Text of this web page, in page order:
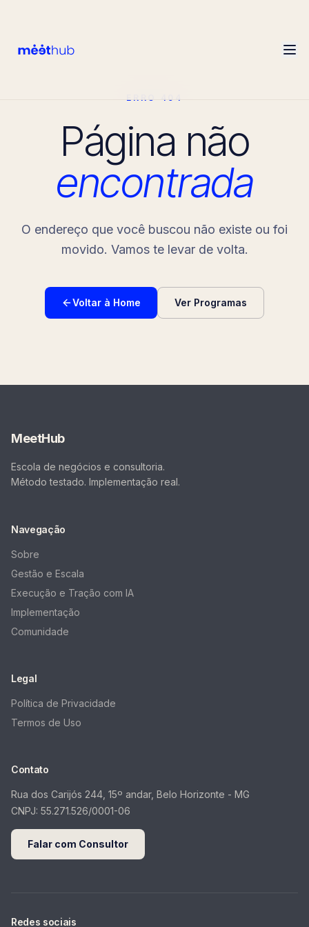
ERRO 404
Página não
encontrada
O endereço que você buscou não existe ou foi
movido. Vamos te levar de volta.
Voltar à Home Ver Programas
MeetHub
Escola de negócios e consultoria.
Método testado. Implementação real.
Navegação
Sobre
Gestão e Escala
Execução e Tração com IA
Implementação
Comunidade
Legal
Política de Privacidade
Termos de Uso
Contato
Rua dos Carijós 244, 15º andar, Belo Horizonte - MG
CNPJ: 55.271.526/0001-06
Falar com Consultor
Redes sociais